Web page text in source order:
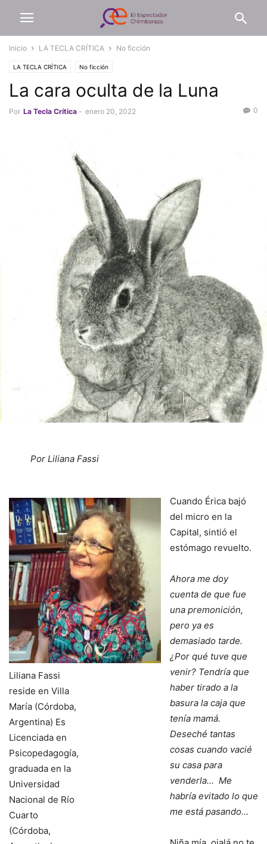
Inicio LA TECLA CRÍTICA No ficción
LA TECLA CRÍTICA No ficción
La cara oculta de la Luna
Por La Tecla Crítica - enero 20, 2022 0
Por Liliana Fassi
Liliana Fassi
reside en Villa
María (Córdoba,
Argentina) Es
Licenciada en
Psicopedagogía,
graduada en la
Universidad
Nacional de Río
Cuarto
(Córdoba,
Cuando Érica bajó
del micro en la
Capital, sintió el
estómago revuelto.
Ahora me doy
cuenta de que fue
una premonición,
pero ya es
demasiado tarde.
¿Por qué tuve que
venir? Tendría que
haber tirado a la
basura la caja que
tenía mamá.
Deseché tantas
cosas cuando vacié
su casa para
venderla… Me
habría evitado lo que
me está pasando…